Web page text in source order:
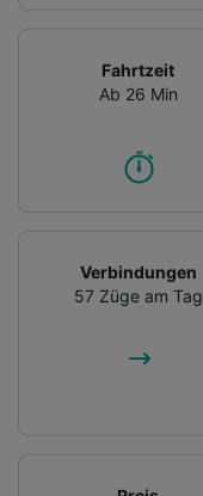
Fahrtzeit
Ab 26 Min
Verbindungen
57 Züge am Tag